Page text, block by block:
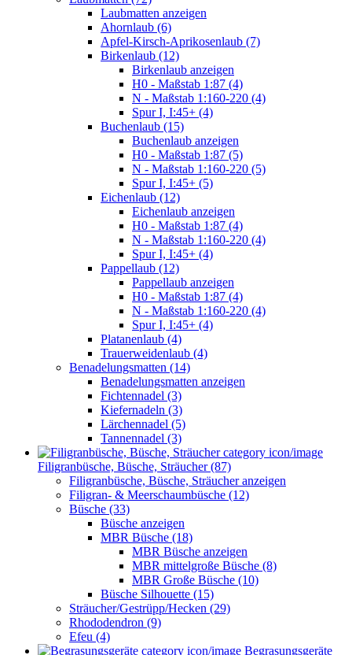
Laubmatten anzeigen
Ahornlaub (6)
Apfel-Kirsch-Aprikosenlaub (7)
Birkenlaub (12)
Birkenlaub anzeigen
H0 - Maßstab 1:87 (4)
N - Maßstab 1:160-220 (4)
Spur I, I:45+ (4)
Buchenlaub (15)
Buchenlaub anzeigen
H0 - Maßstab 1:87 (5)
N - Maßstab 1:160-220 (5)
Spur I, I:45+ (5)
Eichenlaub (12)
Eichenlaub anzeigen
H0 - Maßstab 1:87 (4)
N - Maßstab 1:160-220 (4)
Spur I, I:45+ (4)
Pappellaub (12)
Pappellaub anzeigen
H0 - Maßstab 1:87 (4)
N - Maßstab 1:160-220 (4)
Spur I, I:45+ (4)
Platanenlaub (4)
Trauerweidenlaub (4)
Benadelungsmatten (14)
Benadelungsmatten anzeigen
Fichtennadel (3)
Kiefernadeln (3)
Lärchennadel (5)
Tannennadel (3)
Filigranbüsche, Büsche, Sträucher (87)
Filigranbüsche, Büsche, Sträucher anzeigen
Filigran- & Meerschaumbüsche (12)
Büsche (33)
Büsche anzeigen
MBR Büsche (18)
MBR Büsche anzeigen
MBR mittelgroße Büsche (8)
MBR Große Büsche (10)
Büsche Silhouette (15)
Sträucher/Gestrüpp/Hecken (29)
Rhododendron (9)
Efeu (4)
Begrasungsgeräte